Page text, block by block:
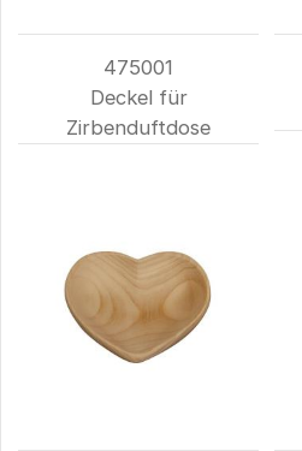
475001
Deckel für
Zirbenduftdose